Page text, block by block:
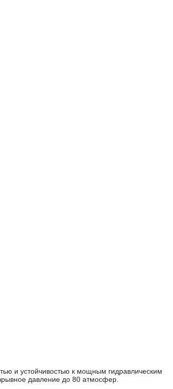
и устойчивостью к мощным гидравлическим
давление до 80 атмосфер.